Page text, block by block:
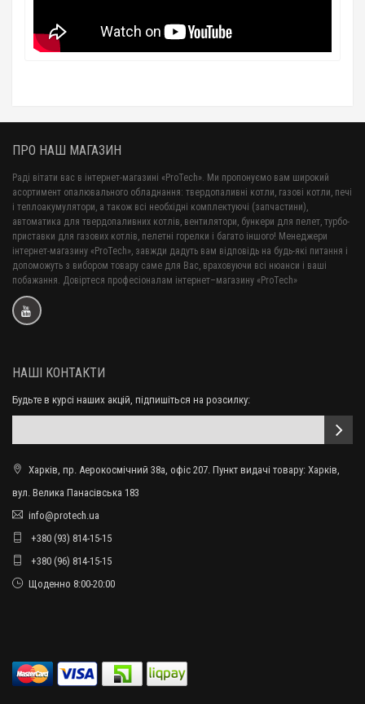
ПРО НАШ МАГАЗИН
Раді вітати вас в інтернет-магазині «ProTech». Ми пропонуємо вам широкий
асортимент опалювального обладнання: твердопаливні котли, газові котли, печі
і теплоакумулятори, а також всі необхідні комплектуючі (запчастини),
автоматика для твердопаливних котлів, вентилятори, бункери для пелет, турбо-
приставки для газових котлів, пелетні горелки і багато іншого! Менеджери
інтернет-магазину «ProTech», завжди дадуть вам відповідь на будь-які питання і
допоможуть з вибором товару саме для Вас, враховуючи всі нюанси і ваші
побажання. Довіртеся професіоналам інтернет–магазину «ProTech»
НАШІ КОНТАКТИ
Будьте в курсі наших акцій, підпишіться на розсилку:
Харків, пр. Аерокосмічний 38а, офіс 207. Пункт видачі товару: Харків,
вул. Велика Панасівська 183
info@protech.ua
+380 (93) 814-15-15
+380 (96) 814-15-15
Щоденно 8:00-20:00